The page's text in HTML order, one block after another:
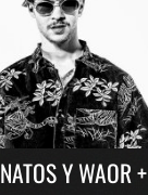
NATOS Y WAOR +